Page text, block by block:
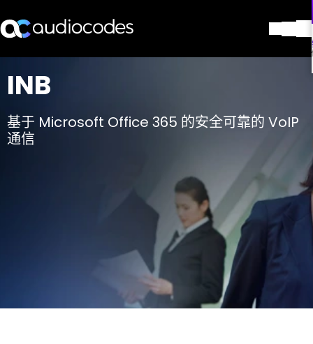
产品与应用
服务与支持
公司
Stay in the loop
加入我们的分发列表
INB
基于 Microsoft Office 365 的安全可靠的 VoIP
通信